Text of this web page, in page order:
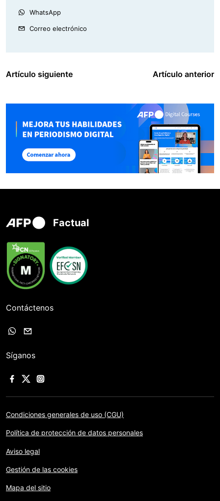
WhatsApp
Correo electrónico
Artículo siguiente Artículo anterior
Factual
Contáctenos
Síganos
Condiciones generales de uso (CGU)
Política de protección de datos personales
Aviso legal
Gestión de las cookies
Mapa del sitio